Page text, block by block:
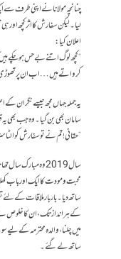
چنانچہ مولانا نے اپنی طرف
لیا۔ لیکن سفارش کا اثر کچھ اور
اعلان کیا:
“کچھ لوگ اتنے بے حس ہو چکے
کرواتے ہیں… اب ان پر تھوڑی
یہ جملہ جہاں مجھ جیسے نگران کے
سامان بھی بن گیا۔ وہ جب بھی
“حقانی! تم نے تو سفارش کو الٹا
سال 2019 وہ مبارک
محبت و مودت کا ایک اور باب
ساتھ دیا۔ بار بار ملاقات
کے ہر انداز تک، ان کا خلوص
میں چلنا، والدہ محترمہ کے
ساتھ لے گئے۔